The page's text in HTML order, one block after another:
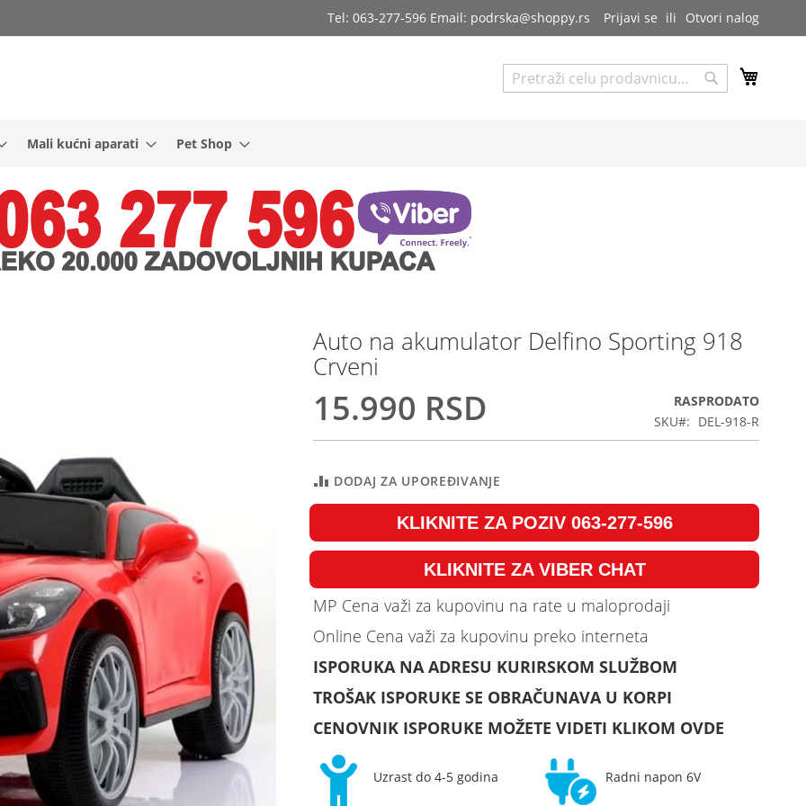
Tel: 063-277-596 Email: podrska@shoppy.rs Prijavi se Otvori nalog
Pretraga
Mali kućni aparati Pet Shop
Auto na akumulator Delfino Sporting 918
Crveni
15.990 RSD
RASPRODATO
SKU
DEL-918-R
DODAJ ZA UPOREĐIVANJE
KLIKNITE ZA POZIV 063-277-596
KLIKNITE ZA VIBER CHAT
MP Cena važi za kupovinu na rate u maloprodaji
Online Cena važi za kupovinu preko interneta
ISPORUKA NA ADRESU KURIRSKOM SLUŽBOM
TROŠAK ISPORUKE SE OBRAČUNAVA U KORPI
CENOVNIK ISPORUKE MOŽETE VIDETI KLIKOM OVDE
Uzrast do 4-5 godina Radni napon 6V